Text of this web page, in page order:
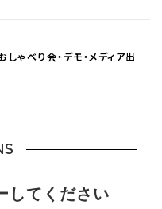
ゃべり会・デモ・メディア出
してください